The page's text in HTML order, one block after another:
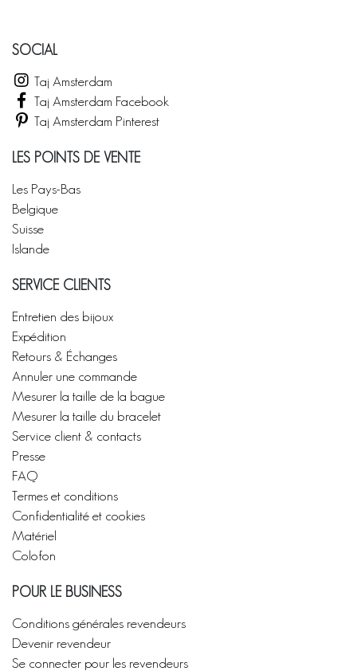
SOCIAL
Taj Amsterdam
Taj Amsterdam Facebook
Taj Amsterdam Pinterest
LES POINTS DE VENTE
Les Pays-Bas
Belgique
Suisse
Islande
SERVICE CLIENTS
Entretien des bijoux
Expédition
Retours & Échanges
Annuler une commande
Mesurer la taille de la bague
Mesurer la taille du bracelet
Service client & contacts
Presse
FAQ
Termes et conditions
Confidentialité et cookies
Matériel
Colofon
POUR LE BUSINESS
Conditions générales revendeurs
Devenir revendeur
Se connecter pour les revendeurs